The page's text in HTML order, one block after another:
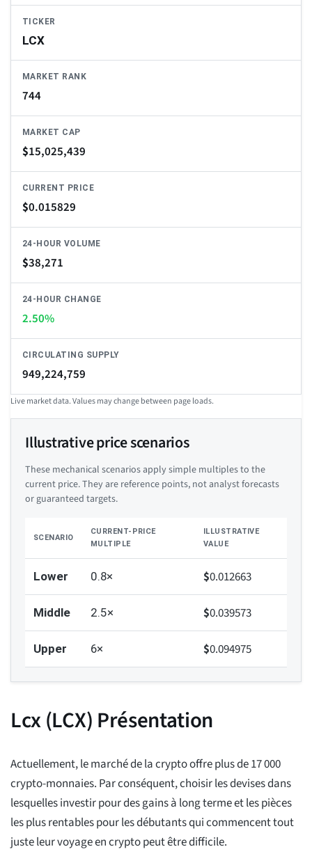
TICKER
LCX
MARKET RANK
744
MARKET CAP
$15,025,439
CURRENT PRICE
$0.015829
24-HOUR VOLUME
$38,271
24-HOUR CHANGE
2.50%
CIRCULATING SUPPLY
949,224,759
Live market data. Values may change between page loads.
Illustrative price scenarios
These mechanical scenarios apply simple multiples to the
current price. They are reference points, not analyst forecasts
or guaranteed targets.
SCENARIO
CURRENT-PRICE
MULTIPLE
ILLUSTRATIVE
VALUE
Lower 0.8× $0.012663
Middle 2.5× $0.039573
Upper 6× $0.094975
Lcx (LCX) Présentation
Actuellement, le marché de la crypto offre plus de 17 000
crypto-monnaies. Par conséquent, choisir les devises dans
lesquelles investir pour des gains à long terme et les pièces
les plus rentables pour les débutants qui commencent tout
juste leur voyage en crypto peut être difficile.